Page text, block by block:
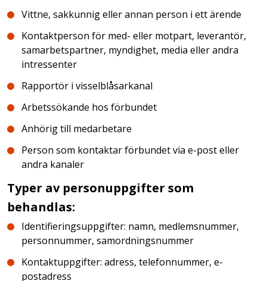
Vittne, sakkunnig eller annan person i ett ärende
Kontaktperson för med- eller motpart, leverantör,
samarbetspartner, myndighet, media eller andra
intressenter
Rapportör i visselblåsarkanal
Arbetssökande hos förbundet
Anhörig till medarbetare
Person som kontaktar förbundet via e-post eller
andra kanaler
Typer av personuppgifter som
behandlas:
Identifieringsuppgifter: namn, medlemsnummer,
personnummer, samordningsnummer
Kontaktuppgifter: adress, telefonnummer, e-
postadress